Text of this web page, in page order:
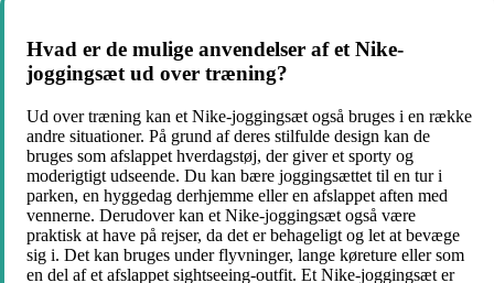
Hvad er de mulige anvendelser af et Nike-
joggingsæt ud over træning?
Ud over træning kan et Nike-joggingsæt også bruges i en række
andre situationer. På grund af deres stilfulde design kan de
bruges som afslappet hverdagstøj, der giver et sporty og
moderigtigt udseende. Du kan bære joggingsættet til en tur i
parken, en hyggedag derhjemme eller en afslappet aften med
vennerne. Derudover kan et Nike-joggingsæt også være
praktisk at have på rejser, da det er behageligt og let at bevæge
sig i. Det kan bruges under flyvninger, lange køreture eller som
en del af et afslappet sightseeing-outfit. Et Nike-joggingsæt er